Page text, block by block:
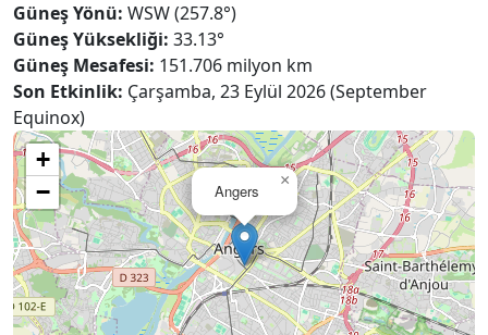
Güneş Yönü: WSW (257.8°)
Güneş Yüksekliği: 33.13°
Güneş Mesafesi: 151.706 milyon km
Son Etkinlik: Çarşamba, 23 Eylül 2026 (September
Equinox)
Angers
×
+
−